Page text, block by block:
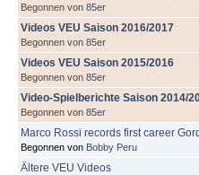
Begonnen von 85er
Videos VEU Saison 2016/2017
Begonnen von 85er
Videos VEU Saison 2015/2016
Begonnen von 85er
Video-Spielberichte Saison 2014/
Begonnen von 85er
Marco Rossi records first career
Begonnen von Bobby Peru
Ältere VEU Videos